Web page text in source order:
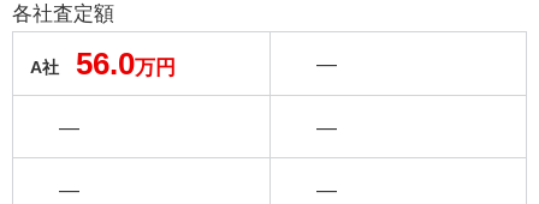
各社査定額
A社 56.0万円
―
―
―
―
―